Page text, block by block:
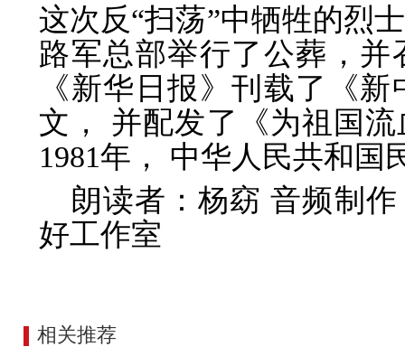
这次反“扫荡”中牺牲的烈
路军总部举行了公葬，
《新华日报》刊载了《
文， 并配发了《为祖国
1981年， 中华人民共和
朗读者：杨窈 音频制
好工作室
相关推荐